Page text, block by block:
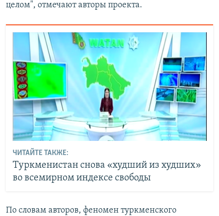
целом", отмечают авторы проекта.
ЧИТАЙТЕ ТАКЖЕ:
Туркменистан снова «худший из худших»
во всемирном индексе свободы
По словам авторов, феномен туркменского